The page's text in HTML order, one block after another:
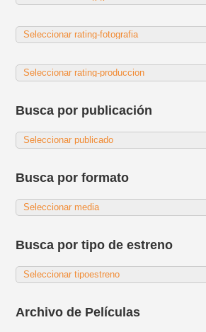
Busca por publicación
Busca por formato
Busca por tipo de estreno
Archivo de Películas